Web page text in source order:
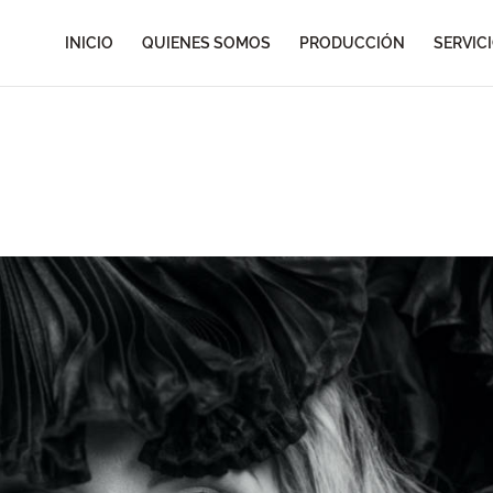
INICIO QUIENES SOMOS PRODUCCIÓN